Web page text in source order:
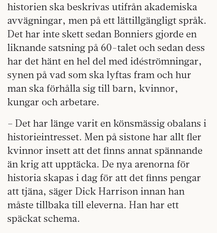
historien ska beskrivas utifrån akademiska
avvägningar, men på ett lättillgängligt språk.
Det har inte skett sedan Bonniers gjorde en
liknande satsning på 60-talet och sedan dess
har det hänt en hel del med idéströmningar,
synen på vad som ska lyftas fram och hur
man ska förhålla sig till barn, kvinnor,
kungar och arbetare.
– Det har länge varit en könsmässig obalans i
historieintresset. Men på sistone har allt fler
kvinnor insett att det finns annat spännande
än krig att upptäcka. De nya arenorna för
historia skapas i dag för att det finns pengar
att tjäna, säger Dick Harrison innan han
måste tillbaka till eleverna. Han har ett
späckat schema.